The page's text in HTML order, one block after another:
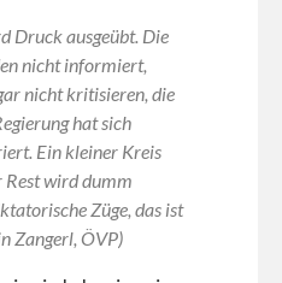
Druck ausgeübt. Die
nicht informiert,
nicht kritisieren, die
hat sich
Ein kleiner Kreis
Rest wird dumm
Züge, das ist
Zangerl, ÖVP)